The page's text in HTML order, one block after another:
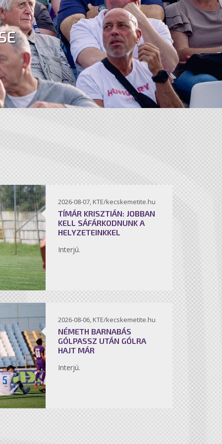
2026-08-07, KTE/kecskemetite.hu
TÍMÁR KRISZTIÁN: JOBBAN
KELL SÁFÁRKODNUNK A
HELYZETEINKKEL
Interjú.
2026-08-06, KTE/kecskemetite.hu
NÉMETH BARNABÁS
GÓLPASSZ UTÁN GÓLRA
HAJT MÁR
Interjú.